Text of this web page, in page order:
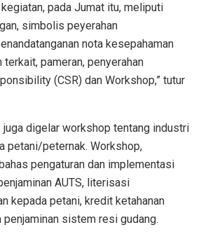
pada Jumat itu, meliputi
simbolis peyerahan
nota kesepahaman
pameran, penyerahan
(CSR) dan Workshop,” tutur
juga digelar workshop tentang industri
petani/peternak. Workshop,
pengaturan dan implementasi
AUTS, literisasi
kepada petani, kredit ketahanan
penjaminan sistem resi gudang.